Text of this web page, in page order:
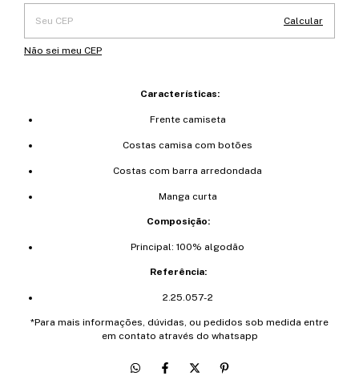
Calcular
Não sei meu CEP
Características:
Frente camiseta
Costas camisa com botões
Costas com barra arredondada
Manga curta
Composição:
Principal: 100% algodão
Referência:
2.25.057-2
*Para mais informações, dúvidas, ou pedidos sob medida entre
em contato através do whatsapp